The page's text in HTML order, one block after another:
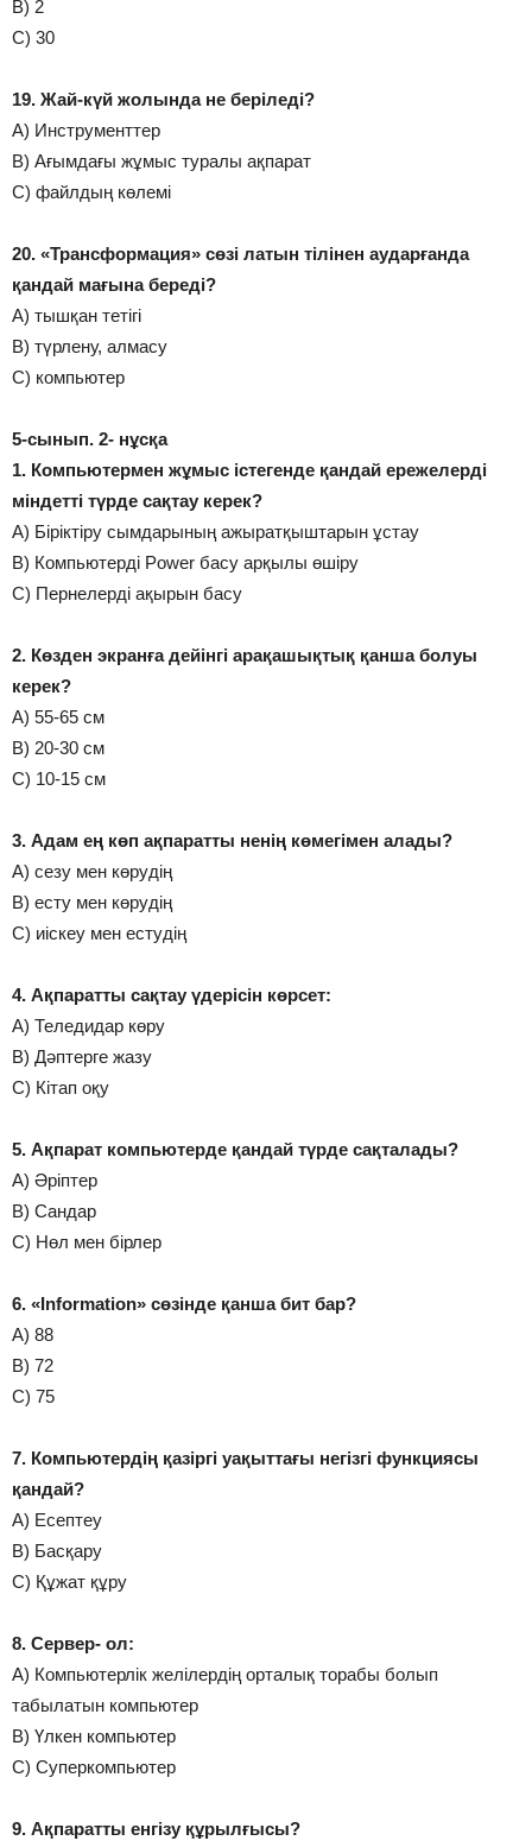
В) 2
С) 30
19. Жай-күй жолында не беріледі?
А) Инструменттер
В) Ағымдағы жұмыс туралы ақпарат
С) файлдың көлемі
20. «Трансформация» сөзі латын тілінен аударғанда
қандай мағына береді?
А) тышқан тетігі
В) түрлену, алмасу
С) компьютер
5-сынып. 2- нұсқа
1. Компьютермен жұмыс істегенде қандай ережелерді
міндетті түрде сақтау керек?
А) Біріктіру сымдарының ажыратқыштарын ұстау
В) Компьютерді Power басу арқылы өшіру
С) Пернелерді ақырын басу
2. Көзден экранға дейінгі арақашықтық қанша болуы
керек?
А) 55-65 см
В) 20-30 см
С) 10-15 см
3. Адам ең көп ақпаратты ненің көмегімен алады?
А) сезу мен көрудің
В) есту мен көрудің
С) иіскеу мен естудің
4. Ақпаратты сақтау үдерісін көрсет:
А) Теледидар көру
В) Дәптерге жазу
С) Кітап оқу
5. Ақпарат компьютерде қандай түрде сақталады?
А) Әріптер
В) Сандар
С) Нөл мен бірлер
6. «Information» сөзінде қанша бит бар?
А) 88
В) 72
С) 75
7. Компьютердің қазіргі уақыттағы негізгі функциясы
қандай?
А) Есептеу
В) Басқару
С) Құжат құру
8. Сервер- ол:
А) Компьютерлік желілердің орталық торабы болып
табылатын компьютер
В) Үлкен компьютер
С) Суперкомпьютер
9. Ақпаратты енгізу құрылғысы?